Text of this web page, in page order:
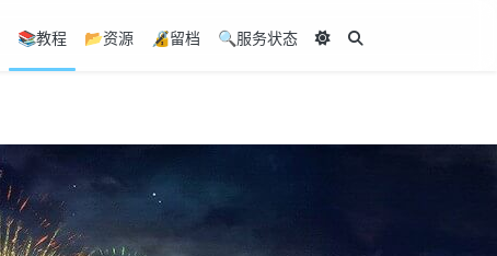
📚教程 📂资源 🔏留档 🔍服务状态